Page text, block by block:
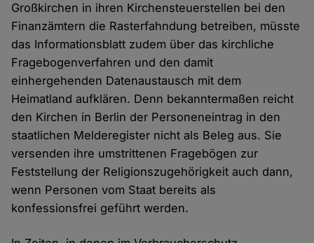
Großkirchen in ihren Kirchensteuerstellen bei den
Finanzämtern die Rasterfahndung betreiben, müsste
das Informationsblatt zudem über das kirchliche
Fragebogenverfahren und den damit
einhergehenden Datenaustausch mit dem
Heimatland aufklären. Denn bekanntermaßen reicht
den Kirchen in Berlin der Personeneintrag in den
staatlichen Melderegister nicht als Beleg aus. Sie
versenden ihre umstrittenen Fragebögen zur
Feststellung der Religionszugehörigkeit auch dann,
wenn Personen vom Staat bereits als
konfessionsfrei geführt werden.